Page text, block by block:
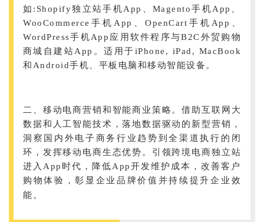
如:Shopify独立站手机App、Magento手机App、
WooCommerce手机App、OpenCart手机App、
WordPress手机App应用软件程序与B2C外贸购物
商城自建站App。适用于iPhone, iPad, MacBook
和Android手机、平板电脑和移动智能设备。
二、移动电商营销和智能商业策略。借助互联网大
数据和人工智能技术，落地数据驱动的新型营销，
洞察国内外电子商务行业趋势到全渠道执行的闭
环，发挥移动电商生态优势。引领跨境电商独立站
进入App时代，降低App开发维护成本，改善客户
购物体验，彰显企业品牌价值并持续提升企业效
能。